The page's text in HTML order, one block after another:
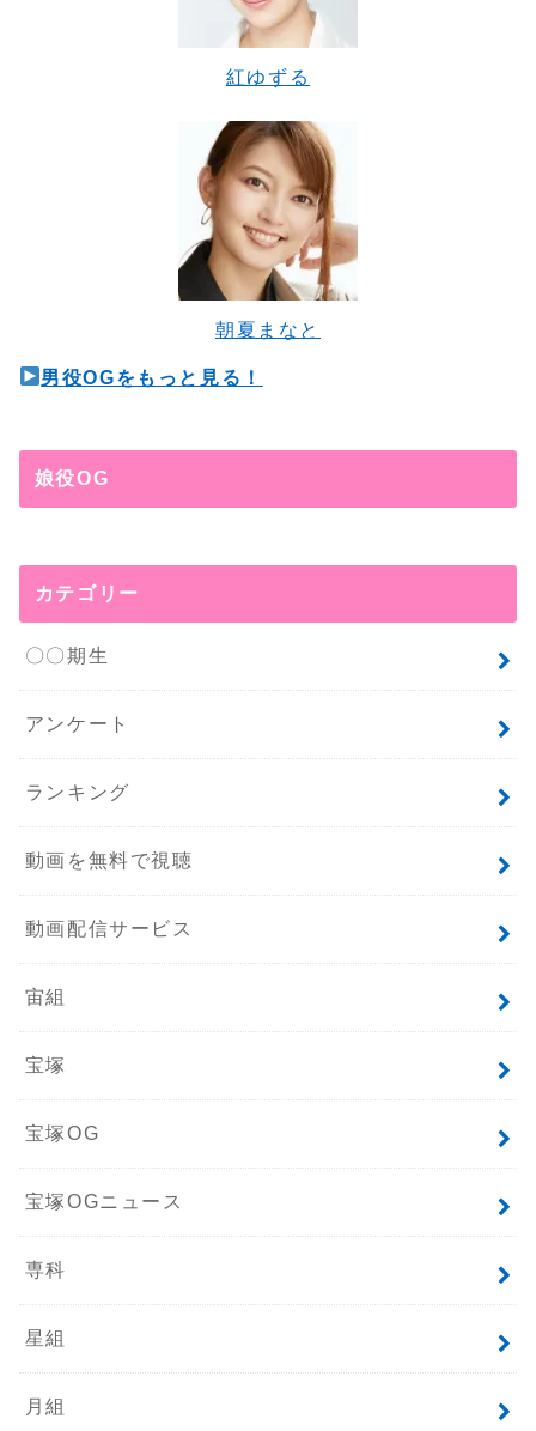
紅ゆずる
朝夏まなと
男役OGをもっと見る！
娘役OG
カテゴリー
〇〇期生
アンケート
ランキング
動画を無料で視聴
動画配信サービス
宙組
宝塚
宝塚OG
宝塚OGニュース
専科
星組
月組